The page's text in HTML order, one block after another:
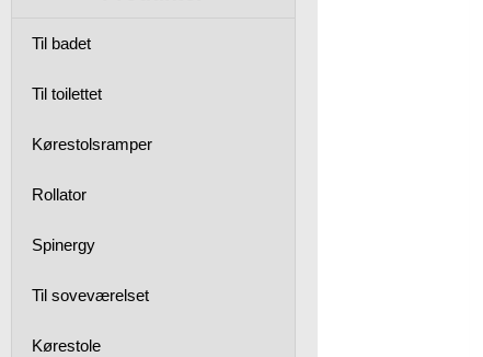
Til badet
Til toilettet
Kørestolsramper
Rollator
Spinergy
Til soveværelset
Kørestole